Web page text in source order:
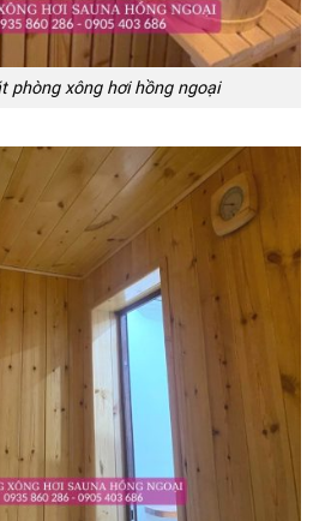
phòng xông hơi hồng ngoại